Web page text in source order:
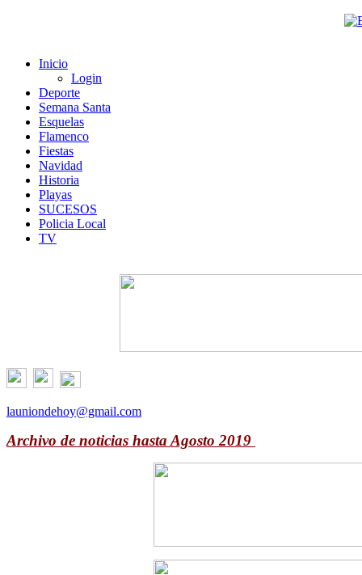
Inicio
Login
Deporte
Semana Santa
Esquelas
Flamenco
Fiestas
Navidad
Historia
Playas
SUCESOS
Policia Local
TV
launiondehoy@gmail.com
Archivo de noticias hasta Agosto 2019